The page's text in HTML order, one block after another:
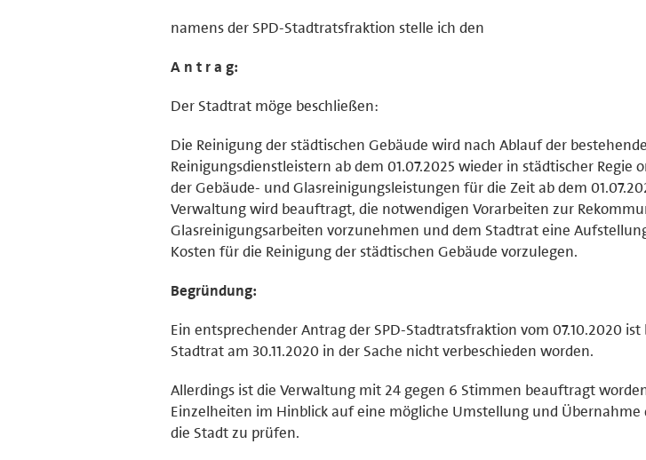
namens der SPD-Stadtratsfraktion stelle ich den
A n t r a g:
Der Stadtrat möge beschließen:
Die Reinigung der städtischen Gebäude wird nach Ablauf der
Reinigungsdienstleistern ab dem 01.07.2025 wieder in städtischer Regie
der Gebäude- und Glasreinigungsleistungen für die Zeit ab dem
Verwaltung wird beauftragt, die notwendigen Vorarbeiten zur
Glasreinigungsarbeiten vorzunehmen und dem Stadtrat eine
Kosten für die Reinigung der städtischen Gebäude vorzulegen.
Begründung:
Ein entsprechender Antrag der SPD-Stadtratsfraktion vom 07.10.2020
Stadtrat am 30.11.2020 in der Sache nicht verbeschieden worden.
Allerdings ist die Verwaltung mit 24 gegen 6 Stimmen beauftragt
Einzelheiten im Hinblick auf eine mögliche Umstellung und
die Stadt zu prüfen.